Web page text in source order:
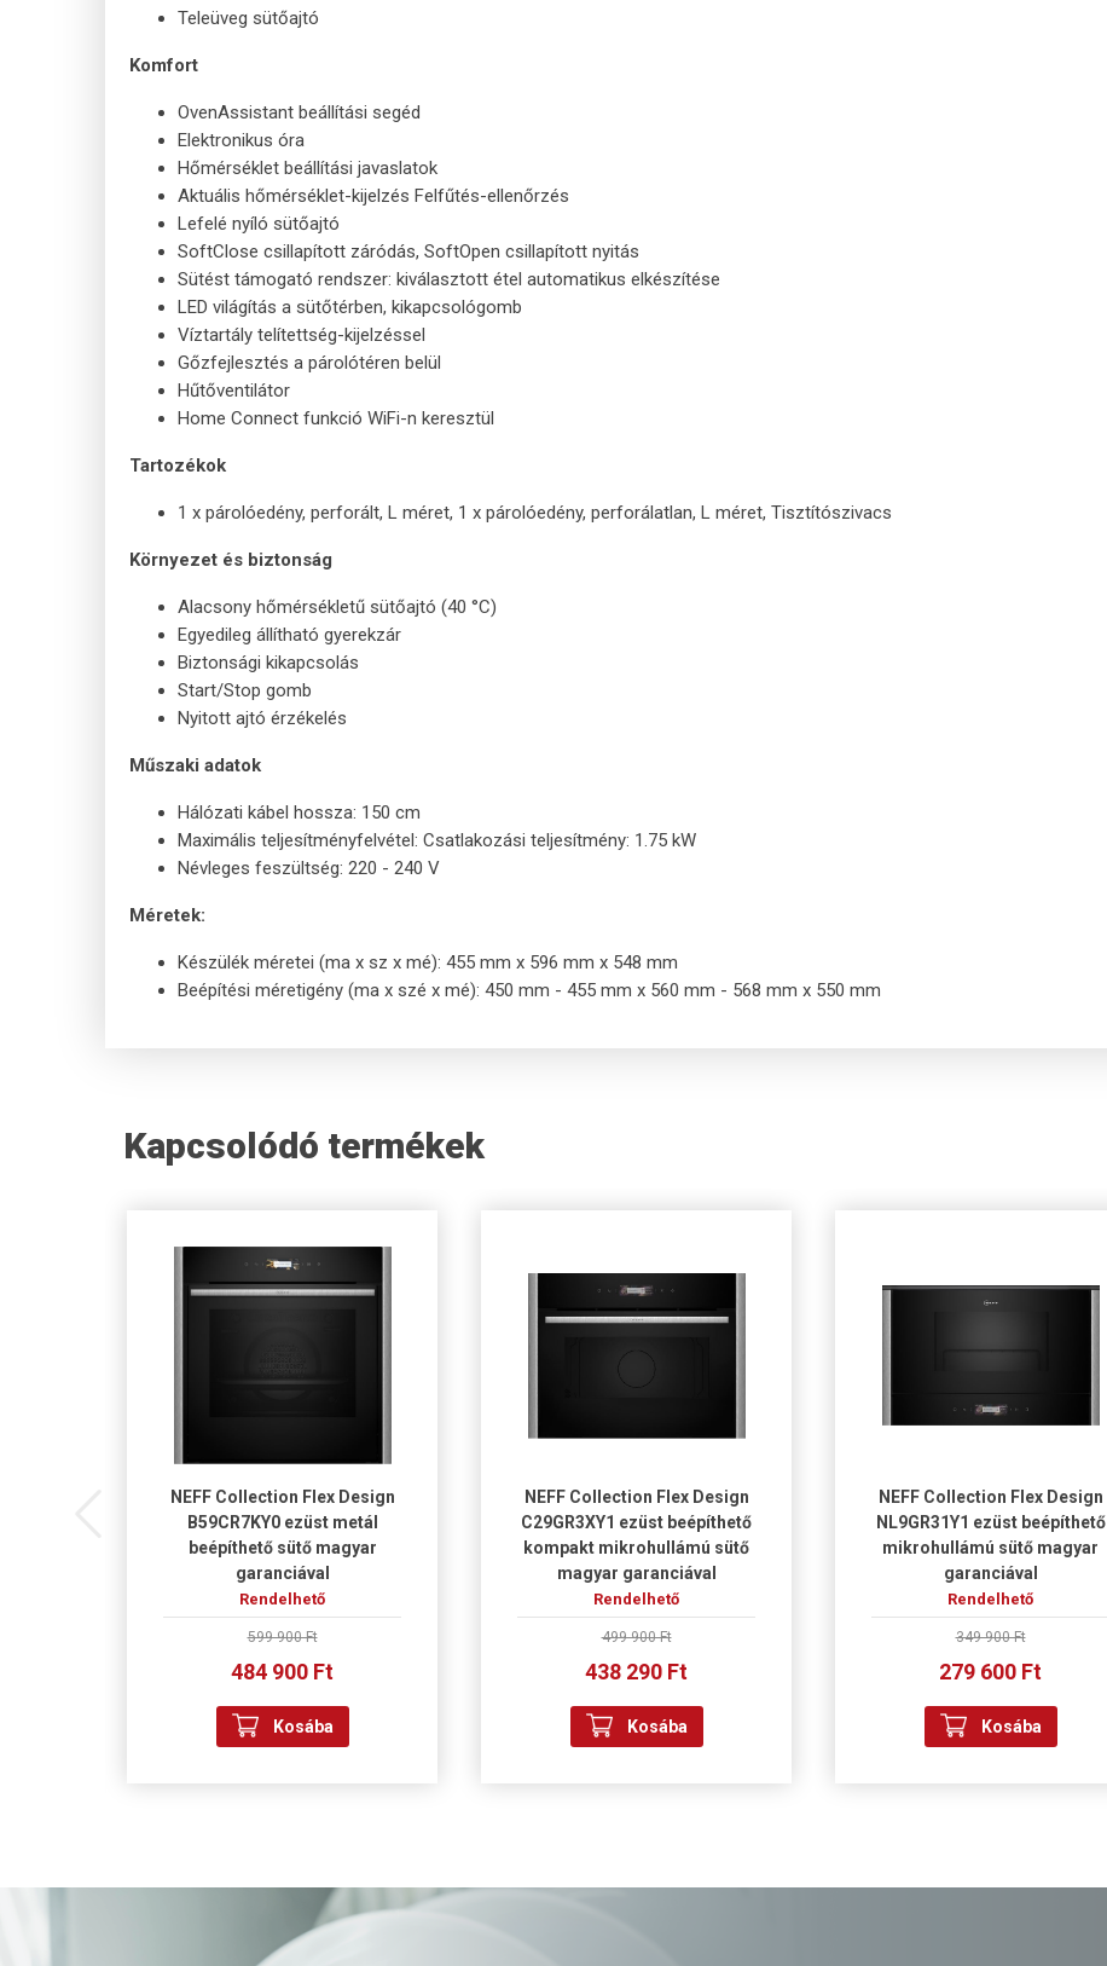
Teleüveg sütőajtó
Komfort
OvenAssistant beállítási segéd
Elektronikus óra
Hőmérséklet beállítási javaslatok
Aktuális hőmérséklet-kijelzés Felfűtés-ellenőrzés
Lefelé nyíló sütőajtó
SoftClose csillapított záródás, SoftOpen csillapított nyitás
Sütést támogató rendszer: kiválasztott étel automatikus elkészítése
LED világítás a sütőtérben, kikapcsológomb
Víztartály telítettség-kijelzéssel
Gőzfejlesztés a párolótéren belül
Hűtőventilátor
Home Connect funkció WiFi-n keresztül
Tartozékok
1 x párolóedény, perforált, L méret, 1 x párolóedény, perforálatlan, L méret, Tisztítószivacs
Környezet és biztonság
Alacsony hőmérsékletű sütőajtó (40 °C)
Egyedileg állítható gyerekzár
Biztonsági kikapcsolás
Start/Stop gomb
Nyitott ajtó érzékelés
Műszaki adatok
Hálózati kábel hossza: 150 cm
Maximális teljesítményfelvétel: Csatlakozási teljesítmény: 1.75 kW
Névleges feszültség: 220 - 240 V
Méretek:
Készülék méretei (ma x sz x mé): 455 mm x 596 mm x 548 mm
Beépítési méretigény (ma x szé x mé): 450 mm - 455 mm x 560 mm - 568 mm x 550 mm
Kapcsolódó termékek
NEFF Collection Flex Design
B59CR7KY0 ezüst metál
beépíthető sütő magyar
garanciával
Rendelhető
599 900 Ft
484 900 Ft
Kosába
NEFF Collection Flex Design
C29GR3XY1 ezüst beépíthető
kompakt mikrohullámú sütő
magyar garanciával
Rendelhető
499 900 Ft
438 290 Ft
Kosába
NEFF Collection Flex Design
NL9GR31Y1 ezüst beépíthető
mikrohullámú sütő magyar
garanciával
Rendelhető
349 900 Ft
279 600 Ft
Kosába